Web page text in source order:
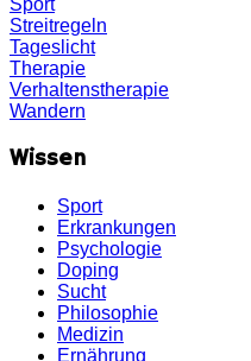
Sport
Streitregeln
Tageslicht
Therapie
Verhaltenstherapie
Wandern
Wissen
Sport
Erkrankungen
Psychologie
Doping
Sucht
Philosophie
Medizin
Ernährung